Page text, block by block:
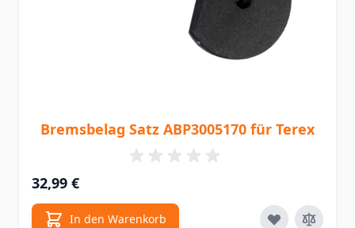
Bremsbelag Satz ABP3005170 für Terex
32,99 €
In den Warenkorb